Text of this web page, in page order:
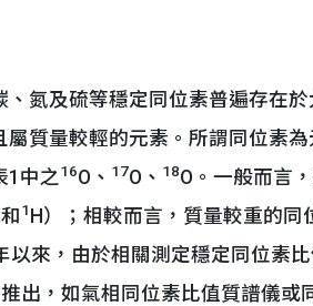
及硫等穩定同位素普遍存在於
屬質量較輕的元素。所謂同位素
1中之 16O、 17O、 18O。一般而言
1 H）；相較而言，質量較重的同
以來，由於相關測定穩定同位素
出，如氣相同位素比值質譜儀